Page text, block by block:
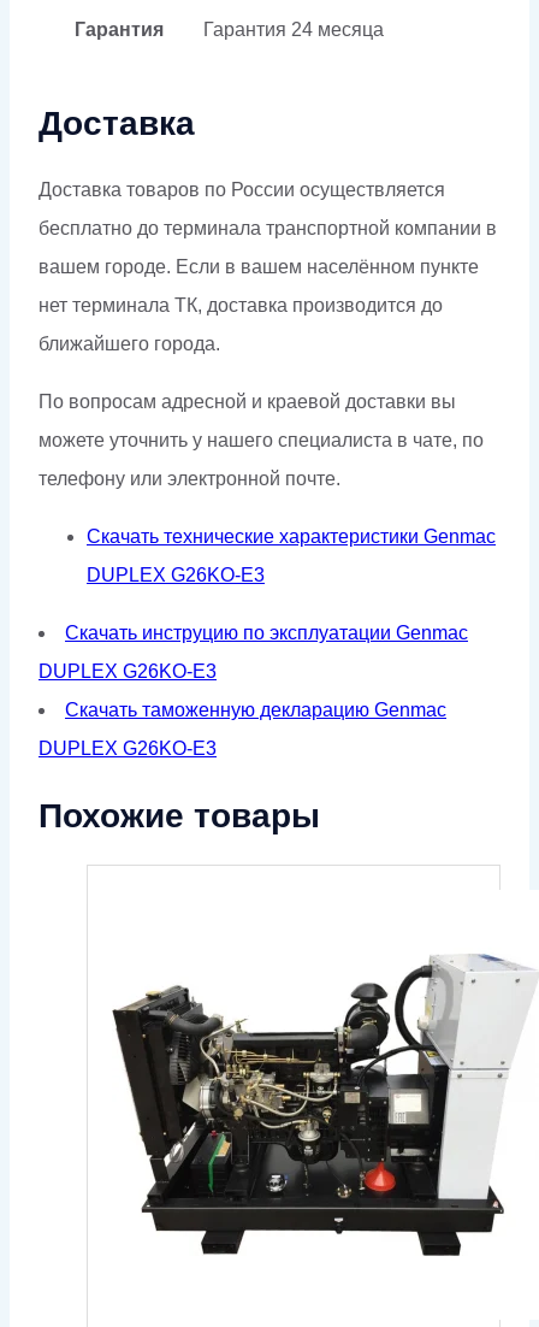
Гарантия Гарантия 24 месяца
Доставка
Доставка товаров по России осуществляется
бесплатно до терминала транспортной компании в
вашем городе. Если в вашем населённом пункте
нет терминала ТК, доставка производится до
ближайшего города.
По вопросам адресной и краевой доставки вы
можете уточнить у нашего специалиста в чате, по
телефону или электронной почте.
Скачать технические характеристики Genmac
DUPLEX G26KO-E3
Скачать инструцию по эксплуатации Genmac
DUPLEX G26KO-E3
Скачать таможенную декларацию Genmac
DUPLEX G26KO-E3
Похожие товары